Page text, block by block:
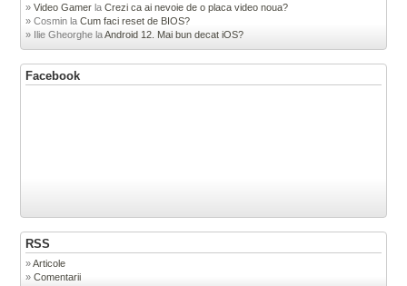
Video Gamer laCrezi ca ai nevoie de o placa video noua?
Cosmin laCum faci reset de BIOS?
Ilie Gheorghe laAndroid 12. Mai bun decat iOS?
Facebook
RSS
Articole
Comentarii